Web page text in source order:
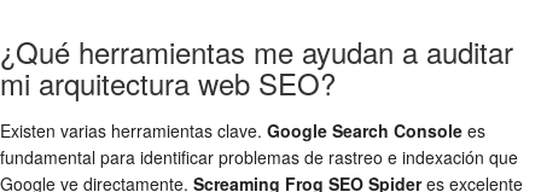
¿Qué herramientas me ayudan a auditar
mi arquitectura web SEO?
Existen varias herramientas clave. Google Search Console es
fundamental para identificar problemas de rastreo e indexación que
Google ve directamente. Screaming Frog SEO Spideres excelente